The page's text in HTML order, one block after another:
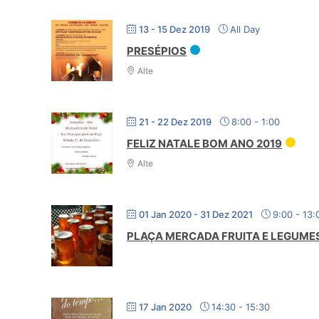
13 - 15 Dez 2019 All Day
PRESÉPIOS
Alte
21 - 22 Dez 2019 8:00 - 1:00
FELIZ NATALE BOM ANO 2019
Alte
01 Jan 2020 - 31 Dez 2021 9:00 -
PLAÇA MERCADA FRUITA E
17 Jan 2020 14:30 - 15:30